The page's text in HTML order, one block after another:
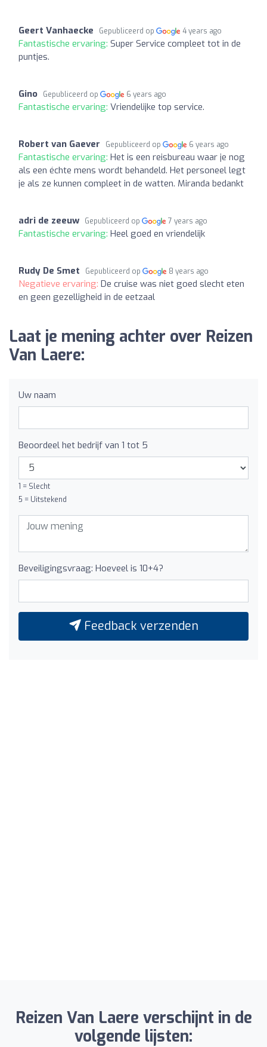
Geert Vanhaecke Gepubliceerd op 4 years ago
Fantastische ervaring: Super Service compleet tot in de
puntjes.
Gino Gepubliceerd op 6 years ago
Fantastische ervaring: Vriendelijke top service.
Robert van Gaever Gepubliceerd op 6 years ago
Fantastische ervaring: Het is een reisbureau waar je nog
als een échte mens wordt behandeld. Het personeel legt
je als ze kunnen compleet in de watten. Miranda bedankt
adri de zeeuw Gepubliceerd op 7 years ago
Fantastische ervaring: Heel goed en vriendelijk
Rudy De Smet Gepubliceerd op 8 years ago
Negatieve ervaring: De cruise was niet goed slecht eten
en geen gezelligheid in de eetzaal
Laat je mening achter over Reizen
Van Laere:
Uw naam
Beoordeel het bedrijf van 1 tot 5
1 = Slecht
5 = Uitstekend
Beveiligingsvraag: Hoeveel is 10+4?
Feedback verzenden
Reizen Van Laere verschijnt in de
volgende lijsten: